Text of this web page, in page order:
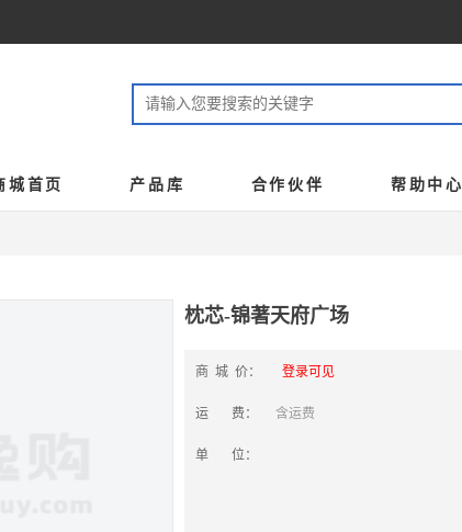
城首页 产品库 合作伙伴 帮助中心
枕芯-锦著天府广场
商 城 价： 登录可见
运 费： 含运费
单 位：